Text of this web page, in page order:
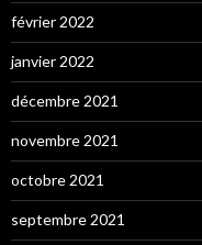
février 2022
janvier 2022
décembre 2021
novembre 2021
octobre 2021
septembre 2021